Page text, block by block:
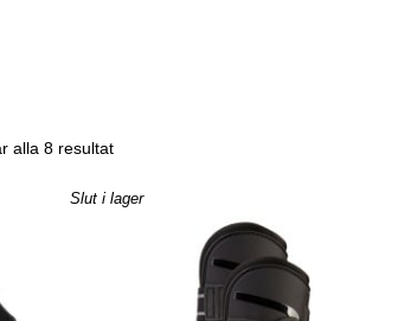
alla 8 resultat
Slut i lager